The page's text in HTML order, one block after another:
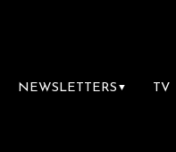
NEWSLETTERS ▼ TV